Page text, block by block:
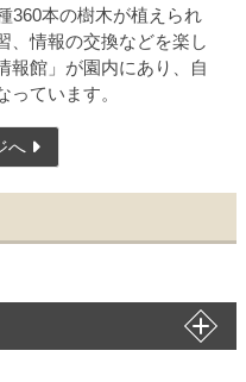
360本の樹木が植えられ
、情報の交換などを楽し
報館」が園内にあり、自
ています。
へ